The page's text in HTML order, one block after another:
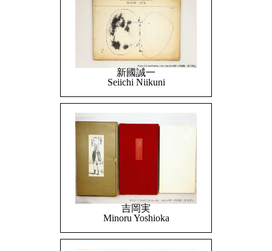
新國誠一
Seiichi Niikuni
吉岡実
Minoru Yoshioka